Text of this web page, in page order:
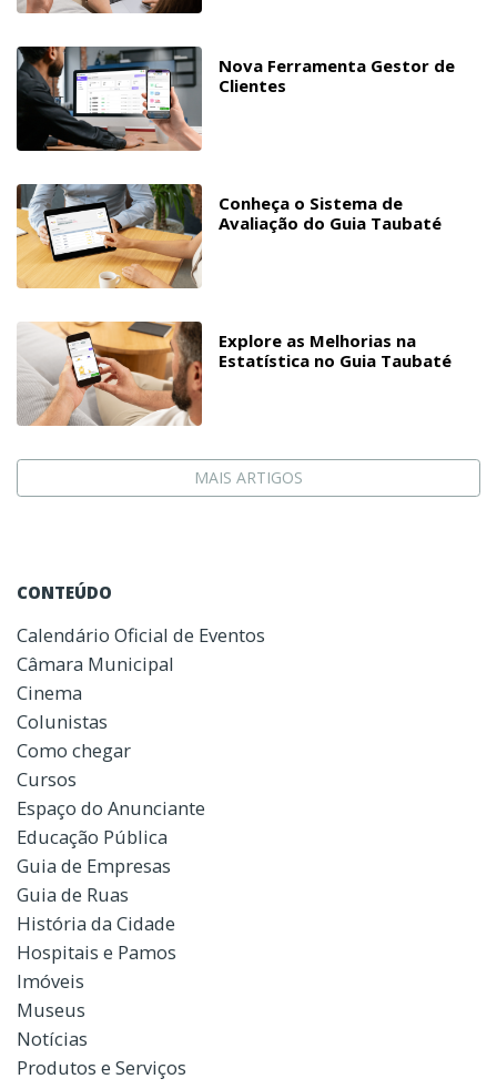
Nova Ferramenta Gestor de
Clientes
Conheça o Sistema de
Avaliação do Guia Taubaté
Explore as Melhorias na
Estatística no Guia Taubaté
MAIS ARTIGOS
CONTEÚDO
Calendário Oficial de Eventos
Câmara Municipal
Cinema
Colunistas
Como chegar
Cursos
Espaço do Anunciante
Educação Pública
Guia de Empresas
Guia de Ruas
História da Cidade
Hospitais e Pamos
Imóveis
Museus
Notícias
Produtos e Serviços